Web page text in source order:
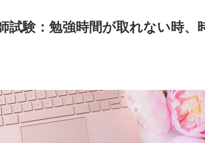
試験：勉強時間が取れない時、